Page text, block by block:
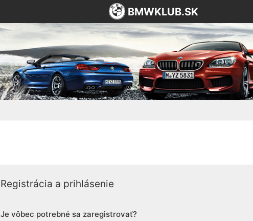
BMWKLUB.SK
Registrácia a prihlásenie
Je vôbec potrebné sa zaregistrovať?